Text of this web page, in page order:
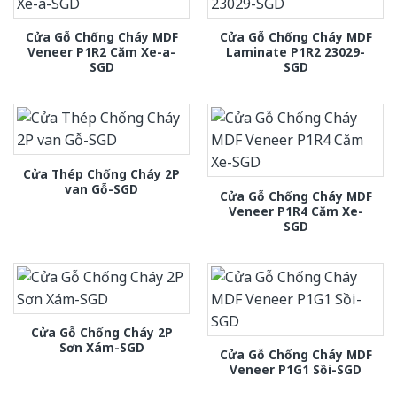
Cửa Gỗ Chống Cháy MDF
Veneer P1R2 Căm Xe-a-
SGD
Cửa Gỗ Chống Cháy MDF
Laminate P1R2 23029-
SGD
Cửa Thép Chống Cháy 2P
van Gỗ-SGD
Cửa Gỗ Chống Cháy MDF
Veneer P1R4 Căm Xe-
SGD
Cửa Gỗ Chống Cháy 2P
Sơn Xám-SGD
Cửa Gỗ Chống Cháy MDF
Veneer P1G1 Sồi-SGD